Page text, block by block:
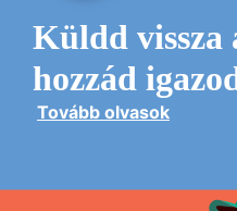
Küldd vissza
hozzád
Tovább olvasok